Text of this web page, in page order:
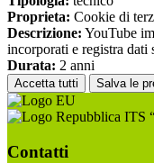
Proprieta: Cookie di
Descrizione: YouTube
incorporati e registra dati
Durata: 2 anni
Accetta tutti Salva le
ITS
Contatti